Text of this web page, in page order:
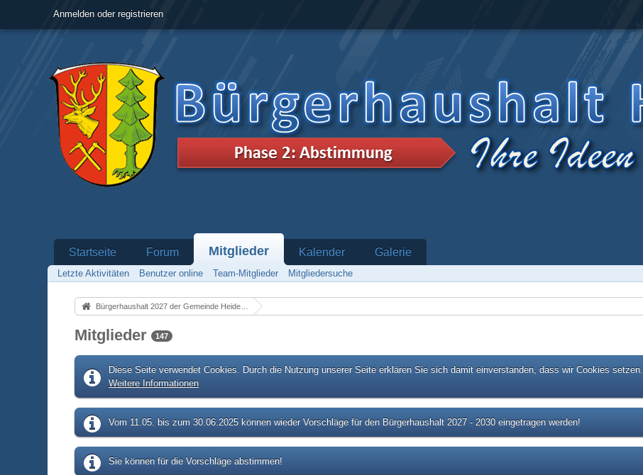
Anmelden oder registrieren
Startseite Forum Mitglieder Kalender Galerie
Letzte Aktivitäten Benutzer online Team-Mitglieder Mitgliedersuche
Bürgerhaushalt 2027 der Gemeinde Heidenrod
Mitglieder 147
Diese Seite verwendet Cookies. Durch die Nutzung unserer Seite erklären Sie sich damit einverstanden, dass wir Cookies setzen.
Weitere Informationen
Vom 11.05. bis zum 30.06.2025 können wieder Vorschläge für den Bürgerhaushalt 2027 - 2030 eingetragen werden!
Sie können für die Vorschläge abstimmen!